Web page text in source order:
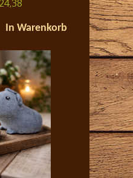
24,38
In Warenkorb